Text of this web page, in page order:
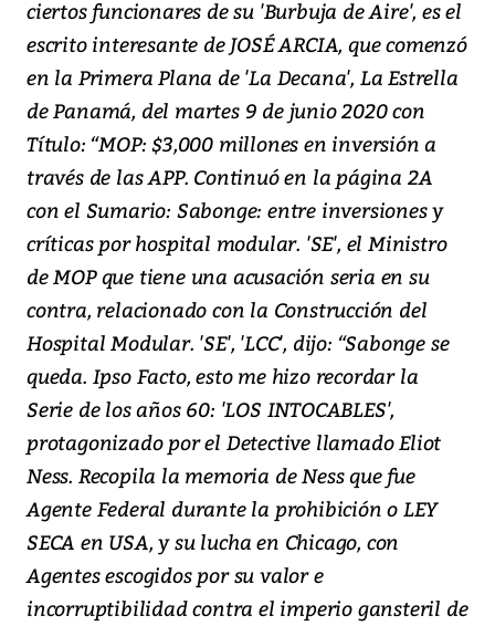
ciertos funcionares de su 'Burbuja de Aire', es el
escrito interesante de JOSÉ ARCIA, que comenzó
en la Primera Plana de 'La Decana', La Estrella
de Panamá, del martes 9 de junio 2020 con
Título: “MOP: $3,000 millones en inversión a
través de las APP. Continuó en la página 2A
con el Sumario: Sabonge: entre inversiones y
críticas por hospital modular. 'SE', el Ministro
de MOP que tiene una acusación seria en su
contra, relacionado con la Construcción del
Hospital Modular. 'SE', 'LCC', dijo: “Sabonge se
queda. Ipso Facto, esto me hizo recordar la
Serie de los años 60: 'LOS INTOCABLES',
protagonizado por el Detective llamado Eliot
Ness. Recopila la memoria de Ness que fue
Agente Federal durante la prohibición o LEY
SECA en USA, y su lucha en Chicago, con
Agentes escogidos por su valor e
incorruptibilidad contra el imperio gansteril de